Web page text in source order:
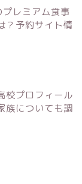
プレミアム食事
？予約サイト情
校プロフィール
族についても調